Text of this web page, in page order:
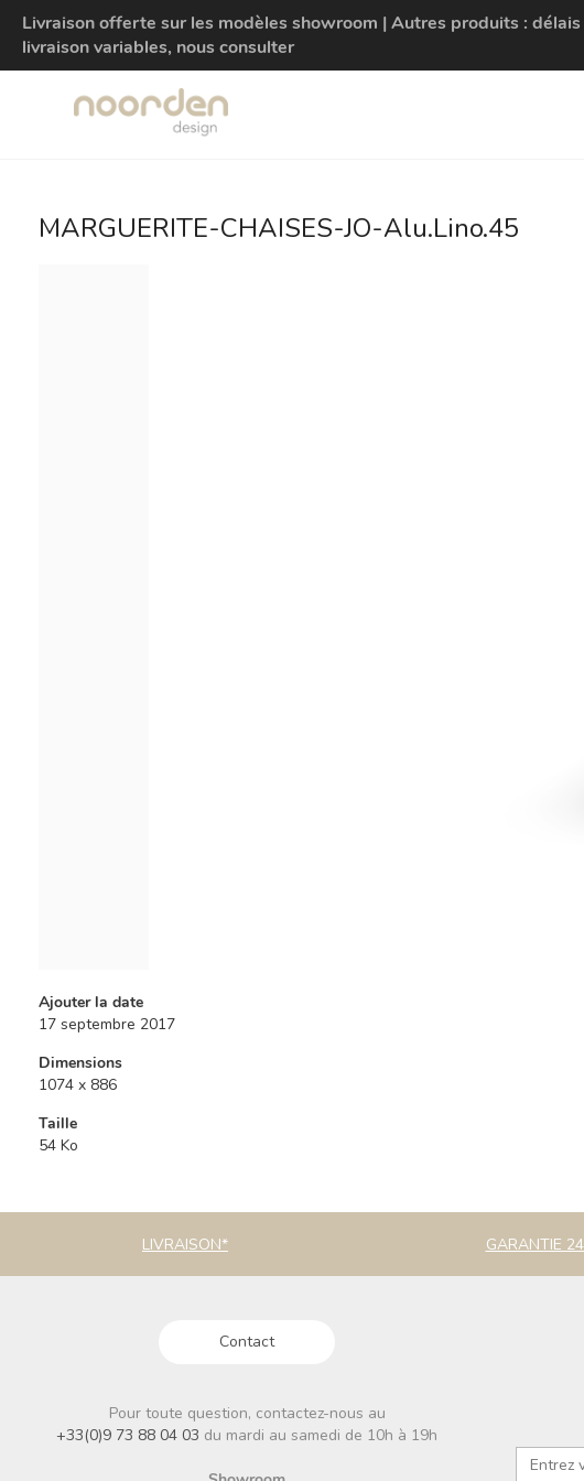
Livraison offerte sur les modèles showroom | Autres produits :
livraison variables, nous consulter
MARGUERITE-CHAISES-JO-Alu.Lino.45
Ajouter la date
17 septembre 2017
Dimensions
1074 x 886
Taille
54 Ko
LIVRAISON* GARANTIE
Contact
Pour toute question, contactez-nous au
+33(0)9 73 88 04 03 du mardi au samedi de 10h à 19h